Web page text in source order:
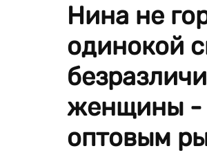
Нина не
одинокой
женщины -
оптовым